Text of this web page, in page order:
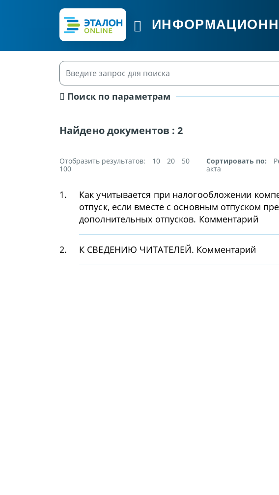
Поиск по параметрам
Найдено документов :2
Отобразить результатов: 10 20
50
100
Сортировать по:
акта
1.
Как учитывается при налогообложении
отпуск, если вместе с основным отпуском
дополнительных отпусков. Комментарий
2. К СВЕДЕНИЮ ЧИТАТЕЛЕЙ. Комментарий